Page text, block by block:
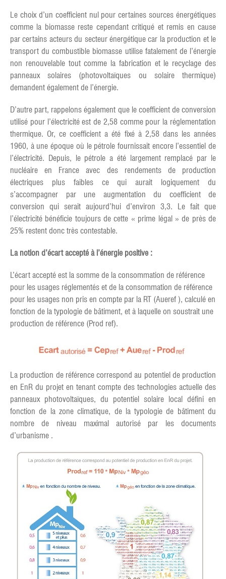
Le choix d’un coefficient nul pour certaines sources énergétiques
comme la biomasse reste cependant critiqué et remis en cause
par certains acteurs du secteur énergétique car la production et le
transport du combustible biomasse utilise fatalement de l’énergie
non renouvelable tout comme la fabrication et le recyclage des
panneaux solaires (photovoltaïques ou solaire thermique)
demandent également de l’énergie.
D’autre part, rappelons également que le coefficient de conversion
utilisé pour l’électricité est de 2,58 comme pour la réglementation
thermique. Or, ce coefficient a été fixé à 2,58 dans les années
1960, à une époque où le pétrole fournissait encore l’essentiel de
l’électricité. Depuis, le pétrole a été largement remplacé par le
nucléaire en France avec des rendements de production
électriques plus faibles ce qui aurait logiquement du
s’accompagner par une augmentation du coefficient de
conversion qui serait aujourd’hui d’environ 3,3. Le fait que
l’électricité bénéficie toujours de cette « prime légal » de près de
25% restent donc très contestable.
La notion d’écart accepté à l’énergie positive :
L’écart accepté est la somme de la consommation de référence
pour les usages réglementés et de la consommation de référence
pour les usages non pris en compte par la RT (Aueref ), calculé en
fonction de la typologie de bâtiment, et à laquelle on soustrait une
production de référence (Prod ref).
La production de référence correspond au potentiel de production
en EnR du projet en tenant compte des technologies actuelle des
panneaux photovoltaïques, du potentiel solaire local défini en
fonction de la zone climatique, de la typologie de bâtiment du
nombre de niveau maximal autorisé par les documents
d’urbanisme .